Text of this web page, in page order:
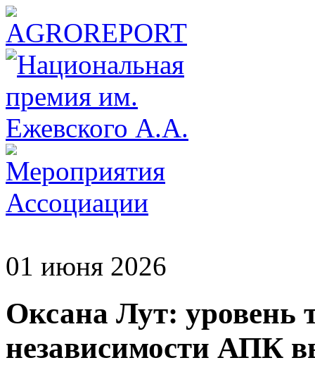
01 июня 2026
Оксана Лут: уровень
независимости АПК